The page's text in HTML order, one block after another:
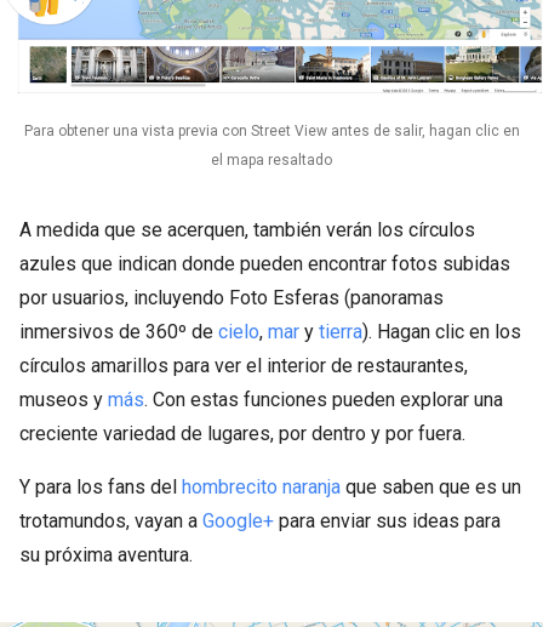
Para obtener una vista previa con Street View antes de salir, hagan clic en
el mapa resaltado
A medida que se acerquen, también verán los círculos
azules que indican donde pueden encontrar fotos subidas
por usuarios, incluyendo Foto Esferas (panoramas
inmersivos de 360º de cielo, mar y tierra). Hagan clic en los
círculos amarillos para ver el interior de restaurantes,
museos y más. Con estas funciones pueden explorar una
creciente variedad de lugares, por dentro y por fuera.
Y para los fans del hombrecito naranja que saben que es un
trotamundos, vayan a Google+ para enviar sus ideas para
su próxima aventura.